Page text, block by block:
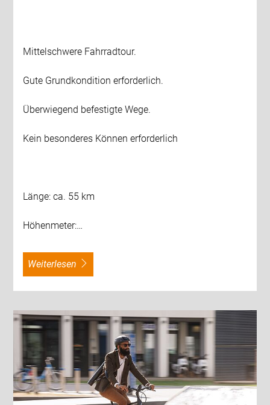
Mittelschwere Fahrradtour.
Gute Grundkondition erforderlich.
Überwiegend befestigte Wege.
Kein besonderes Können erforderlich
Länge: ca. 55 km
Höhenmeter:…
weiterlesen